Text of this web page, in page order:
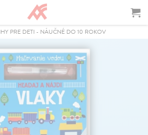
PRE DETI - NÁUČNÉ DO 10 ROKOV